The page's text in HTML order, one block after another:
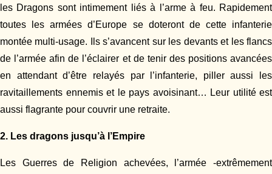
les Dragons sont intimement liés à l’arme à feu. Rapidement
toutes les armées d’Europe se doteront de cette infanterie
montée multi-usage. Ils s’avancent sur les devants et les flancs
de l’armée afin de l’éclairer et de tenir des positions avancées
en attendant d’être relayés par l’infanterie, piller aussi les
ravitaillements ennemis et le pays avoisinant… Leur utilité est
aussi flagrante pour couvrir une retraite.
2. Les dragons jusqu’à l’Empire
Les Guerres de Religion achevées, l’armée -extrêmement